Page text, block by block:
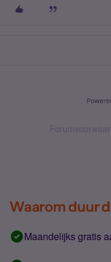
Waarom duur
Maandelijks gratis